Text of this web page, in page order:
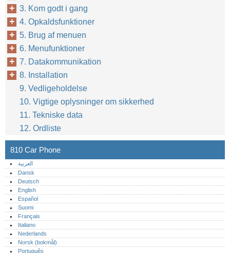
3. Kom godt i gang
4. Opkaldsfunktioner
5. Brug af menuen
6. Menufunktioner
7. Datakommunikation
8. Installation
9. Vedligeholdelse
10. Vigtige oplysninger om sikkerhed
11. Tekniske data
12. Ordliste
810 Car Phone
العربية
Dansk
Deutsch
English
Español
Suomi
Français
Italiano
Nederlands
Norsk (bokmål)‎
Português‎